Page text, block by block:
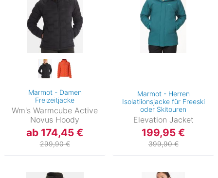
Marmot - Damen
Freizeitjacke
Wm's Warmcube Active
Novus Hoody
ab 174,45 €
299,90 €
Marmot - Herren
Isolatiionsjacke für Freeski
oder Skitouren
Elevation Jacket
199,95 €
399,90 €